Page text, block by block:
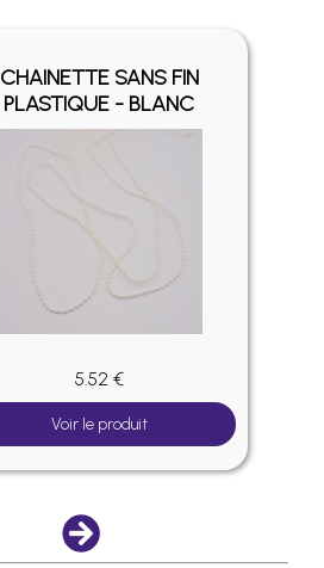
CHAINETTE SANS FIN
PLASTIQUE - BLANC
5.52 €
Voir le produit